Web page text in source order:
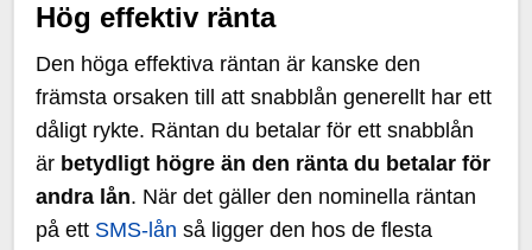
Hög effektiv ränta
Den höga effektiva räntan är kanske den
främsta orsaken till att snabblån generellt har ett
dåligt rykte. Räntan du betalar för ett snabblån
är betydligt högre än den ränta du betalar för
andra lån. När det gäller den nominella räntan
på ett SMS-lån så ligger den hos de flesta